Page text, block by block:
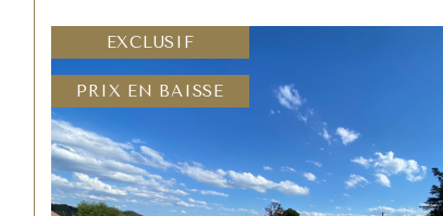
EXCLUSIF
PRIX EN BAISSE